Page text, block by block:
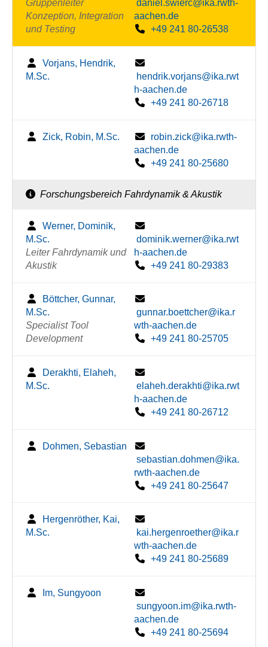
Gruppenleiter
Konzeption, Integration
und Testing
daniel.swierc@ika.rwth-
aachen.de
+49 241 80-26538
Vorjans, Hendrik,
M.Sc.
hendrik.vorjans@ika.rwt
h-aachen.de
+49 241 80-26718
Zick, Robin, M.Sc.
robin.zick@ika.rwth-
aachen.de
+49 241 80-25680
Forschungsbereich Fahrdynamik & Akustik
Werner, Dominik,
M.Sc.
Leiter Fahrdynamik und
Akustik
dominik.werner@ika.rwt
h-aachen.de
+49 241 80-29383
Böttcher, Gunnar,
M.Sc.
Specialist Tool
Development
gunnar.boettcher@ika.r
wth-aachen.de
+49 241 80-25705
Derakhti, Elaheh,
M.Sc.
elaheh.derakhti@ika.rwt
h-aachen.de
+49 241 80-26712
Dohmen, Sebastian
sebastian.dohmen@ika.
rwth-aachen.de
+49 241 80-25647
Hergenröther, Kai,
M.Sc.
kai.hergenroether@ika.r
wth-aachen.de
+49 241 80-25689
Im, Sungyoon
sungyoon.im@ika.rwth-
aachen.de
+49 241 80-25694